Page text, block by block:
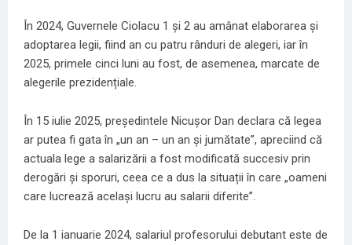
În 2024, Guvernele Ciolacu 1 și 2 au amânat elaborarea și
adoptarea legii, fiind an cu patru rânduri de alegeri, iar în
2025, primele cinci luni au fost, de asemenea, marcate de
alegerile prezidențiale.
În 15 iulie 2025, președintele Nicușor Dan declara că legea
ar putea fi gata în „un an – un an și jumătate”, apreciind că
actuala lege a salarizării a fost modificată succesiv prin
derogări și sporuri, ceea ce a dus la situații în care „oameni
care lucrează același lucru au salarii diferite”.
De la 1 ianuarie 2024, salariul profesorului debutant este de